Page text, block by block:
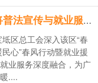
和讯配资平台 天津市宝坻区总工会将普法宣传与就业服务深度融合&#32;精心维护招聘双方合法权益
区总工会深入该区“春
心”春风行动暨就业援
业服务深度融合，为广
....